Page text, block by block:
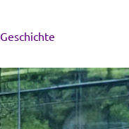
Geschichte